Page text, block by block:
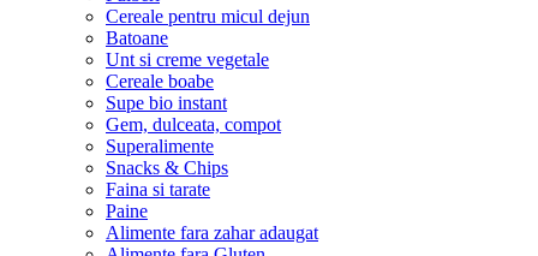
Cereale pentru micul dejun
Batoane
Unt si creme vegetale
Cereale boabe
Supe bio instant
Gem, dulceata, compot
Superalimente
Snacks & Chips
Faina si tarate
Paine
Alimente fara zahar adaugat